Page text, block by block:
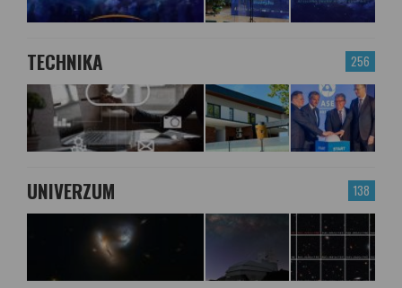
256
TECHNIKA
138
UNIVERZUM